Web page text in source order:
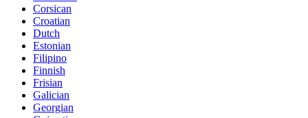
Corsican
Croatian
Dutch
Estonian
Filipino
Finnish
Frisian
Galician
Georgian